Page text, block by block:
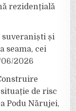
rezidențială
suveraniști și
seama, cei
2026
de risc
Podu Nărujei,